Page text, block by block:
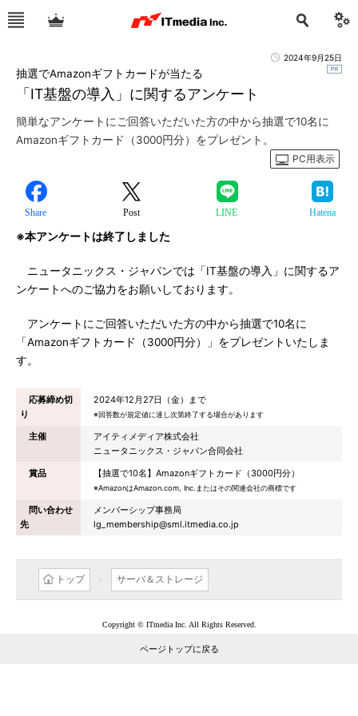
2024年9月25日
「IT基盤の導入」に関するアンケート
抽選でAmazonギフトカードが当たる
簡単なアンケートにご回答いただいた方の中から抽選で10名に
Amazonギフトカード（3000円分）をプレゼント。
PC用表示
Share Post LINE Hatena
※本アンケートは終了しました
ニュータニックス・ジャパンでは「IT基盤の導入」に関するア
ンケートへのご協力をお願いしております。
アンケートにご回答いただいた方の中から抽選で10名に
「Amazonギフトカード（3000円分）」をプレゼントいたしま
す。
応募締め切
り
2024年12月27日（金）まで
※回答数が規定値に達し次第終了する場合があります
主催
アイティメディア株式会社
ニュータニックス・ジャパン合同会社
賞品
【抽選で10名】Amazonギフトカード（3000円分）
※AmazonはAmazon.com, Inc.またはその関連会社の商標です
問い合わせ
先
メンバーシップ事務局
lg_membership@sml.itmedia.co.jp
トップ サーバ＆ストレージ
Copyright © ITmedia Inc. All Rights Reserved.
ページトップに戻る